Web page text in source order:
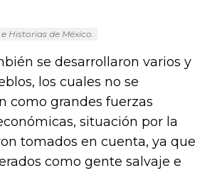
Historias de México.
se desarrollaron varios y
los cuales no se
como grandes fuerzas
situación por la
tomados en cuenta, ya que
como gente salvaje e